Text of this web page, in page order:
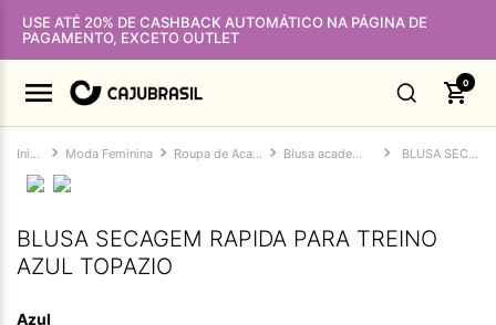
USE ATÉ 20% DE CASHBACK AUTOMÁTICO NA PÁGINA DE
PAGAMENTO, EXCETO OUTLET
0
Moda Feminina Roupa de Academia Feminina Blusa academia feminina BLUSA SECAGEM RAPIDA PARA TREINO AZUL TOPAZIO
BLUSA SECAGEM RAPIDA PARA TREINO
AZUL TOPAZIO
Azul